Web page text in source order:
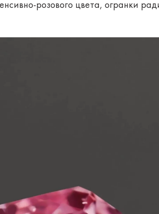
розового цвета, огранки